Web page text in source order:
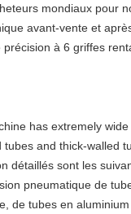
mondiaux pour
avant-vente et
à 6 griffes
has extremely
and thick-walled
détaillés sont les
pneumatique de
de tubes en